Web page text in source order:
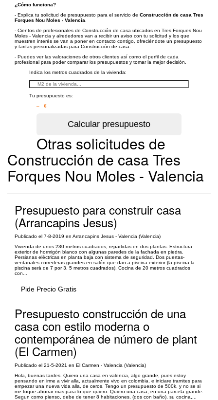
¿Cómo funciona?
- Explica tu solicitud de presupuesto para el servicio de Construcción de casa Tres
Forques Nou Moles - Valencia
- Cientos de profesionales de Construcción de casa ubicados en Tres Forques Nou
Moles - Valencia y alrededores van a recibir un aviso con tu solicitud y los que
muestren interés se van a poner en contacto contigo, ofreciéndote un presupuesto
y tarifas personalizadas para Construcción de casa.
- Puedes ver las valoraciones de otros clientes así como el perfil de cada
profesional para poder comparar los presupuestos y tomar la mejor decisión.
Indica los metros cuadrados de la vivienda:
Tu presupuesto es:
– €
Otras solicitudes de
Construcción de casa Tres
Forques Nou Moles - Valencia
Presupuesto para construir casa
(Arrancapins Jesus)
Publicado el 7-8-2019 en Arrancapins Jesus - Valencia (Valencia)
Vivienda de unos 230 metros cuadrados, repartidas en dos plantas. Estructura
exterior de hormigón blanco con algunas paredes de la fachada en piedra.
Persianas eléctricas en planta baja con sistema de seguridad. Dos puertas-
ventanales correderas grandes en salón que dan a piscina exterior (la piscina la
piscina será de 7 por 3, 5 metros cuadrados). Cocina de 20 metros cuadrados
con...
Pide Precio Gratis
Presupuesto construcción de una
casa con estilo moderna o
contemporánea de número de plant
(El Carmen)
Publicado el 21-5-2021 en El Carmen - Valencia (Valencia)
Hola, buenas tardes. Quiero una casa en valencia, algo grande, pues estoy
pensando en irme a vivir alla, actualmente vivo en colombia, e iniciare tramites para
empezar una nueva vida alla, de ceros. Tengo un presupuesto de 500k, y no se si
me toque ahorrar mas para lo que quiero. Quiero una casa, en una parcela grande.
Segun como pienso, debe de tener 8 habitaciones, (dos con baño), su cocina,...